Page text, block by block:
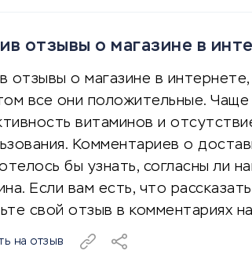
отзывы о магазине в
отзывы о магазине в
все они положительные.
витаминов и
Комментариев о
бы узнать, согласны ли
Если вам есть, что
свой отзыв в комментариях
на отзыв